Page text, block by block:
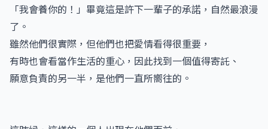
「我會養你的！」畢竟這是許下一輩子的承諾，自然最浪漫
了。
雖然他們很實際，但他們也把愛情看得很重要，
有時也會看當作生活的重心，因此找到一個值得寄託、
願意負責的另一半，是他們一直所嚮往的。